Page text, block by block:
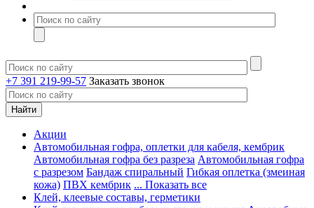
+7 391 219-99-57 Заказать звонок
Акции
Автомобильная гофра, оплетки для кабеля, кембрик
Автомобильная гофра без разреза Автомобильная гофра
с разрезом Бандаж спиральный Гибкая оплетка (змеиная
кожа) ПВХ кембрик ... Показать все
Клей, клеевые составы, герметики